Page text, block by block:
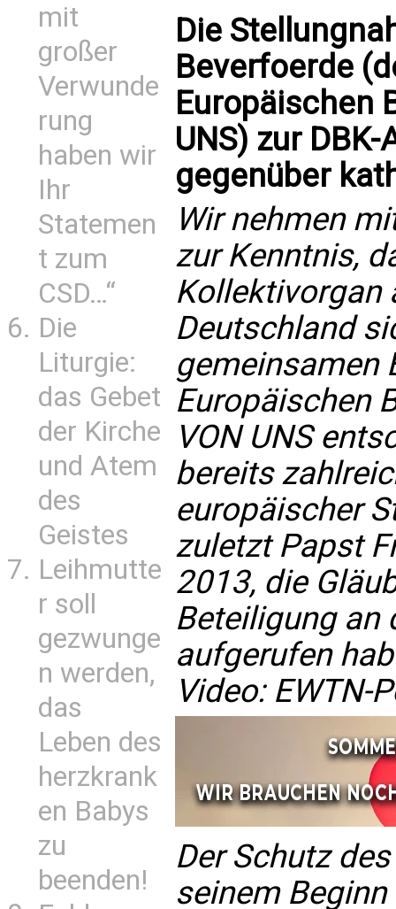
mit
großer
Verwunde
rung
haben wir
Ihr
Statemen
t zum
CSD…“
Die
Liturgie:
das Gebet
der Kirche
und Atem
des
Geistes
Leihmutte
r soll
gezwunge
n werden,
das
Leben des
herzkrank
en Babys
zu
beenden!
Die
Beverfoerde
Europäischen
UNS) zur
gegenüber
Wir nehmen
zur Kenntnis,
Kollektivorgan
Deutschland
gemeinsamen
Europäischen
VON UNS
bereits
europäischer
zuletzt Papst
2013, die
Beteiligung an
aufgerufen
Video: EWTN-
Der Schutz
seinem